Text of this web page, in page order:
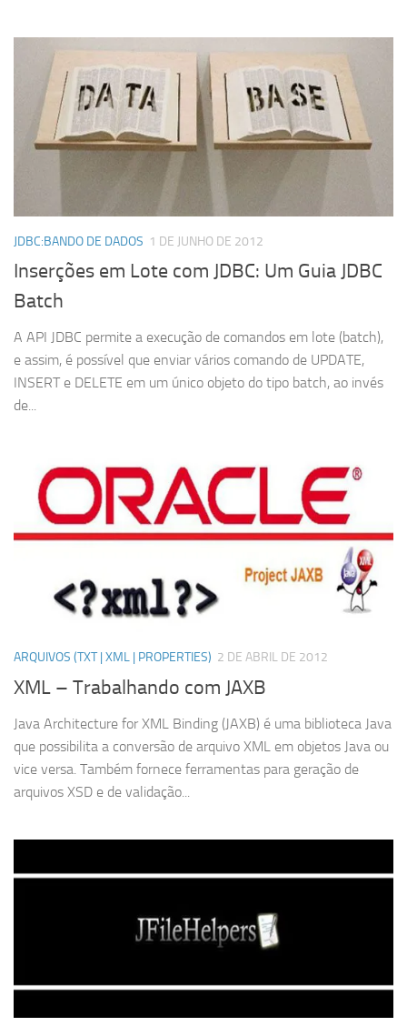
JDBC:BANDO DE DADOS 1 DE JUNHO DE 2012
Inserções em Lote com JDBC: Um Guia JDBC
Batch
A API JDBC permite a execução de comandos em lote (batch),
e assim, é possível que enviar vários comando de UPDATE,
INSERT e DELETE em um único objeto do tipo batch, ao invés
de...
ARQUIVOS (TXT | XML | PROPERTIES) 2 DE ABRIL DE 2012
XML – Trabalhando com JAXB
Java Architecture for XML Binding (JAXB) é uma biblioteca Java
que possibilita a conversão de arquivo XML em objetos Java ou
vice versa. Também fornece ferramentas para geração de
arquivos XSD e de validação...